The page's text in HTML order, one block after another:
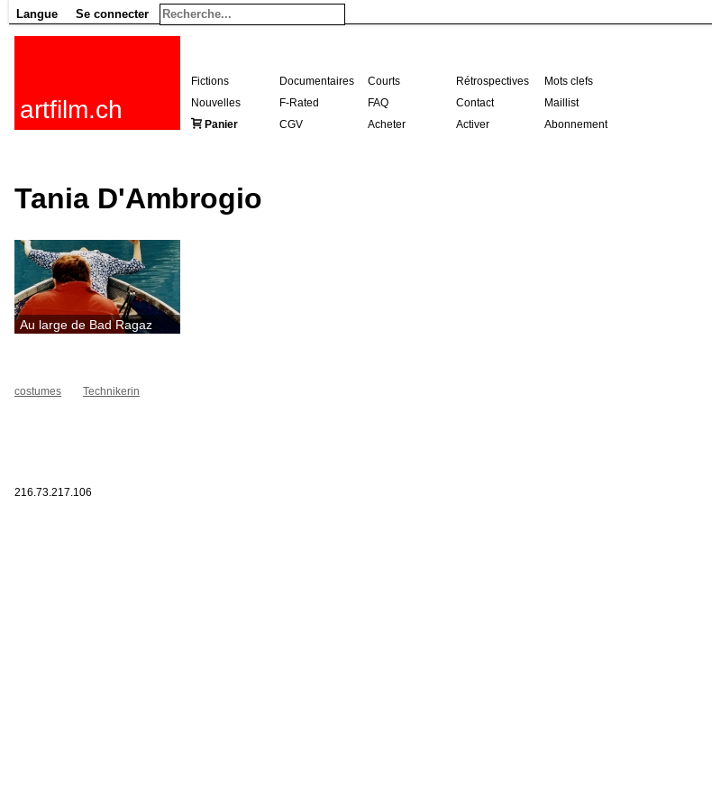
Langue Se connecter
artfilm.ch
Fictions Documentaires Courts Rétrospectives
Mots clefs
Nouvelles
F-Rated FAQ Contact
Maillist
Panier
CGV Acheter Activer Abonnement
Tania D'Ambrogio
Au large de Bad Ragaz
costumes Technikerin
216.73.217.106